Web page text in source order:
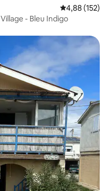
Évaluation
4,88 (152)
- Bleu Indigo
appréciés